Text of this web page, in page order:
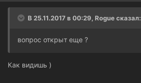
В 25.11.2017 в 00:29, Rogue сказал:
вопрос открыт еще ?
Как видишь )